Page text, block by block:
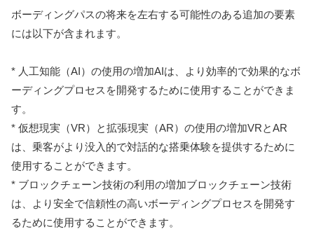
ボーディングパスの将来を左右する可能性のある追加の要素
には以下が含まれます。
* 人工知能（AI）の使用の増加AIは、より効率的で効果的なボ
ーディングプロセスを開発するために使用することができま
す。
* 仮想現実（VR）と拡張現実（AR）の使用の増加VRとAR
は、乗客がより没入的で対話的な搭乗体験を提供するために
使用することができます。
* ブロックチェーン技術の利用の増加ブロックチェーン技術
は、より安全で信頼性の高いボーディングプロセスを開発す
るために使用することができます。